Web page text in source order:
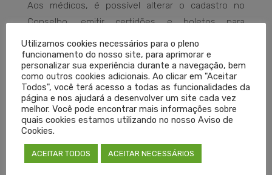
Aos médicos, é possível alterar o cadastro no
Conselho, emitir certidões e boletos para
pagamento da anuidade, acessar os artigos da
plataforma de conhecimento médico Medpedia,
entre outros serviços.
Para fazer solicitações específicas, o médico pode
acessar o menu Contatos, um canal de
comunicação direto entre os profissionais e os
setores do Cremers. Dificuldades e erros na
aplicação devem ser comunicados pelo Formulário
Utilizamos cookies necessários para o pleno
funcionamento do nosso site, para aprimorar e
personalizar sua experiência durante a navegação, bem
como outros cookies adicionais. Ao clicar em "Aceitar
Todos", você terá acesso a todas as funcionalidades da
página e nos ajudará a desenvolver um site cada vez
melhor. Você pode encontrar mais informações sobre
quais cookies estamos utilizando no nosso Aviso de
Cookies.
ACEITAR TODOS ACEITAR NECESSÁRIOS